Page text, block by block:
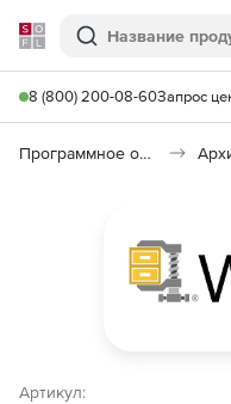
Softline
Поиск
8 (800) 200-08-60Запрос
Программное обеспечение для работы с файлами и дисками
Артикул: